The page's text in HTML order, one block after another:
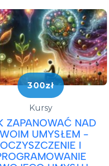
300zł
Kursy
ZAPANOWAĆ NAD
UMYSŁEM -
OCZYSZCZENIE I